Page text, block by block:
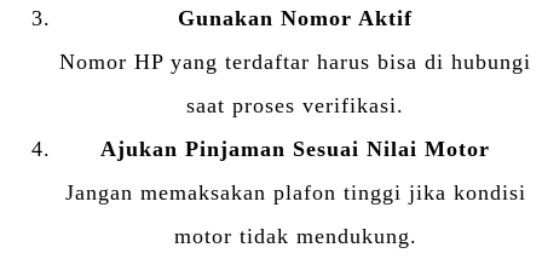
Gunakan Nomor Aktif
Nomor HP yang terdaftar harus bisa di hubungi
saat proses verifikasi.
Ajukan Pinjaman Sesuai Nilai Motor
Jangan memaksakan plafon tinggi jika kondisi
motor tidak mendukung.